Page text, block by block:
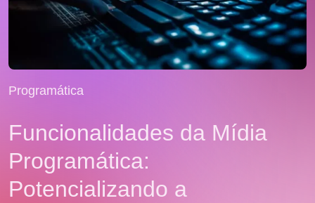
Programática
Funcionalidades da Mídia
Programática:
Potencializando a